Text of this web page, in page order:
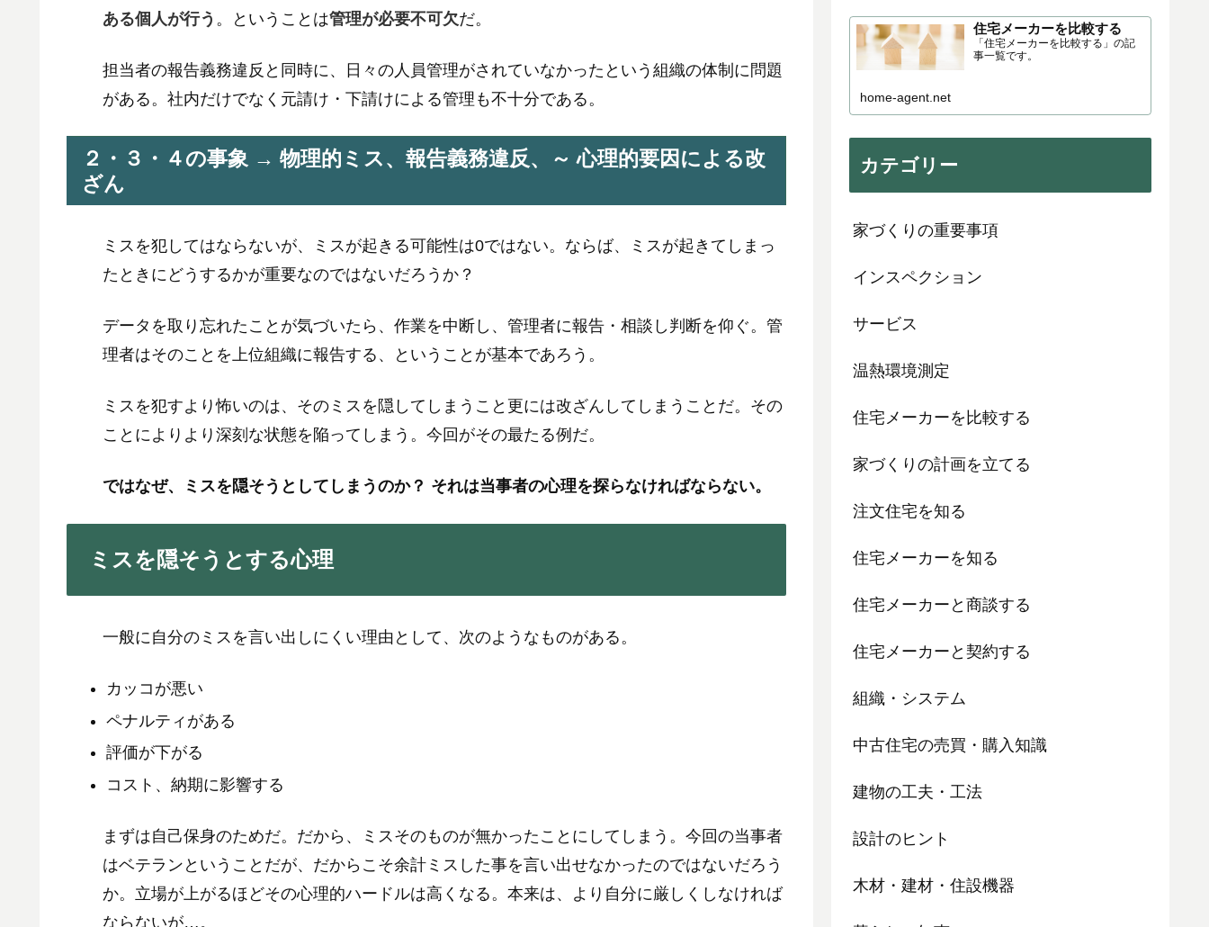
ある個人が行う 。ということは管理が必要不可欠だ。
担当者の報告義務違反と同時に、日々の人員管理がされていなかったという組織の体制に問題
がある。社内だけでなく元請け・下請けによる管理も不十分である。
２・３・４の事象 → 物理的ミス、報告義務違反、～ 心理的要因による改
ざん
ミスを犯してはならないが、ミスが起きる可能性は0ではない。ならば、ミスが起きてしまっ
たときにどうするかが重要なのではないだろうか？
データを取り忘れたことが気づいたら、作業を中断し、管理者に報告・相談し判断を仰ぐ。管
理者はそのことを上位組織に報告する、ということが基本であろう。
ミスを犯すより怖いのは、そのミスを隠してしまうこと更には改ざんしてしまうことだ。その
ことによりより深刻な状態を陥ってしまう。今回がその最たる例だ。
ではなぜ、ミスを隠そうとしてしまうのか？ それは当事者の心理を探らなければならない。
ミスを隠そうとする心理
一般に自分のミスを言い出しにくい理由として、次のようなものがある。
カッコが悪い
ペナルティがある
評価が下がる
コスト、納期に影響する
まずは自己保身のためだ。だから、ミスそのものが無かったことにしてしまう。今回の当事者
はベテランということだが、だからこそ余計ミスした事を言い出せなかったのではないだろう
か。立場が上がるほどその心理的ハードルは高くなる。本来は、より自分に厳しくしなければ
ならないが…。
住宅メーカーを比較する
「住宅メーカーを比較する」の記
事一覧です。
home-agent.net
カテゴリー
家づくりの重要事項
インスペクション
サービス
温熱環境測定
住宅メーカーを比較する
家づくりの計画を立てる
注文住宅を知る
住宅メーカーを知る
住宅メーカーと商談する
住宅メーカーと契約する
組織・システム
中古住宅の売買・購入知識
建物の工夫・工法
設計のヒント
木材・建材・住設機器